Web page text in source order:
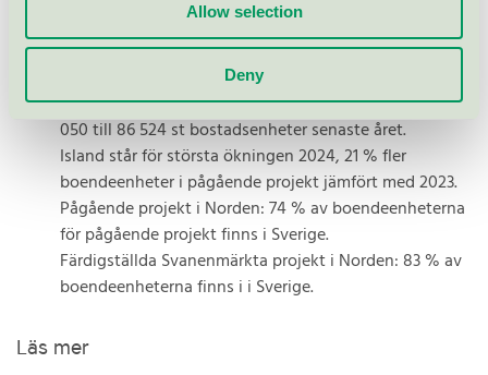
Allow selection
Deny
Fakta byggande i Norden
Antalet färdigbyggda bostadsenheter har ökat från 83
050 till 86 524 st bostadsenheter senaste året.
Island står för största ökningen 2024, 21 % fler
boendeenheter i pågående projekt jämfört med 2023.
Pågående projekt i Norden: 74 % av boendeenheterna
för pågående projekt finns i Sverige.
Färdigställda Svanenmärkta projekt i Norden: 83 % av
boendeenheterna finns i i Sverige.
Läs mer